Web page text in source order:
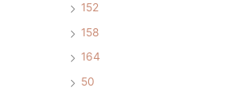
152
158
164
50